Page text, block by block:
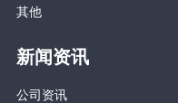
其他
新闻资讯
公司资讯